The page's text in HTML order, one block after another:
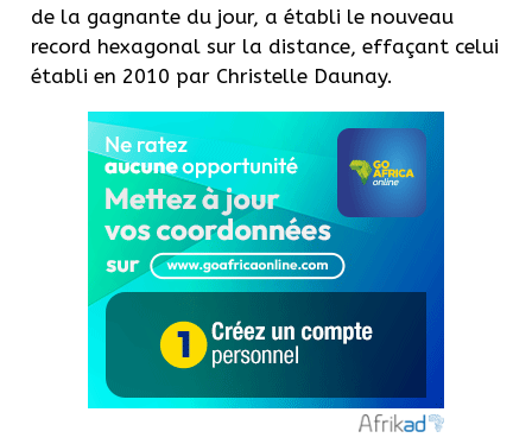
de la gagnante du jour, a établi le nouveau
record hexagonal sur la distance, effaçant celui
établi en 2010 par Christelle Daunay.